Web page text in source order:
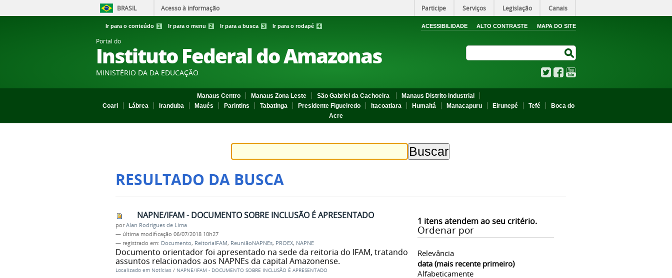
BRASIL Acesso à informação Participe Serviços Legislação Canais
Ir para o conteúdo 1 Ir para o menu 2 Ir para a busca 3 Ir para o rodapé 4 ACESSIBILIDADE ALTO CONTRASTE MAPA DO SITE
Portal do
Instituto Federal do Amazonas
MINISTÉRIO DA DA EDUCAÇÃO TwitterFacebook
Manaus Centro Manaus Zona Leste São Gabriel da Cachoeira
Manaus Distrito Industrial
Coari
Lábrea Iranduba Maués Parintins Tabatinga Presidente Figueiredo Itacoatiara Humaitá Manacapuru Eirunepé Tefé
Boca do
Acre
RESULTADO DA BUSCA
1 itens atendem ao seu critério.
Ordenar por
Relevância
data (mais recente primeiro)
Alfabeticamente
NAPNE/IFAM - DOCUMENTO SOBRE INCLUSÃO É APRESENTADO
porAlan Rodrigues de Lima
— última modificação 06/07/2018 10h27
— registrado em: Documento, ReitoriaIFAM, ReuniãoNAPNEs, PROEX, NAPNE
Documento orientador foi apresentado na sede da reitoria do IFAM, tratando
assuntos relacionados aos NAPNEs da capital Amazonense.
Localizado em Notícias / NAPNE/IFAM - DOCUMENTO SOBRE INCLUSÃO É APRESENTADO